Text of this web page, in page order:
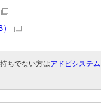
ちでない方はアドビシステム